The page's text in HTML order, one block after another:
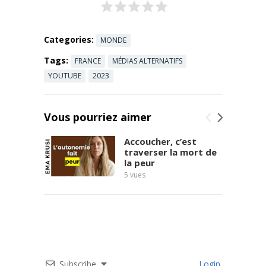
5 JUIN 18:30 -
Categories: MONDE
Tags: FRANCE
MÉDIAS ALTERNATIFS
YOUTUBE
2023
Vous pourriez aimer
Accoucher, c’est
traverser la mort de
la peur
5 vues